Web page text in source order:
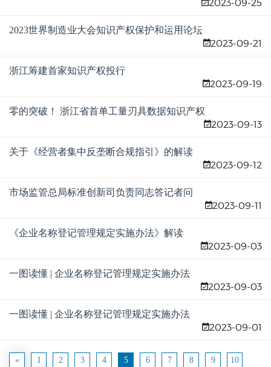
2023-09-25
2023世界制造业大会知识产权保护和运用论坛
2023-09-21
浙江筹建首家知识产权投行
2023-09-19
零的突破！ 浙江省首单工量刃具数据知识产权
2023-09-13
关于《经营者集中反垄断合规指引》的解读
2023-09-12
市场监管总局标准创新司负责同志答记者问
2023-09-11
《企业名称登记管理规定实施办法》解读
2023-09-03
一图读懂 | 企业名称登记管理规定实施办法
2023-09-03
一图读懂 | 企业名称登记管理规定实施办法
2023-09-01
« 1 2 3 4 5 6 7 8 9 10